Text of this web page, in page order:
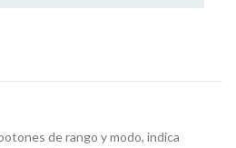
de rango y modo, indica